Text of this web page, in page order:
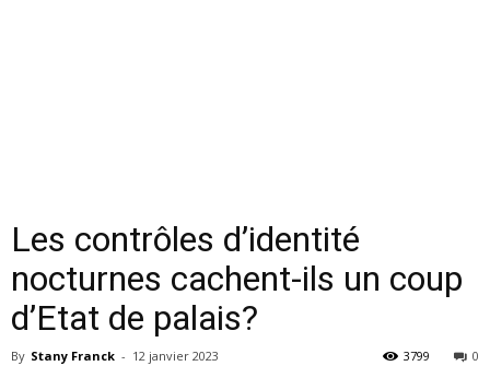
Les contrôles d’identité
nocturnes cachent-ils un coup
d’Etat de palais?
By Stany Franck - 12 janvier 2023 0
3799